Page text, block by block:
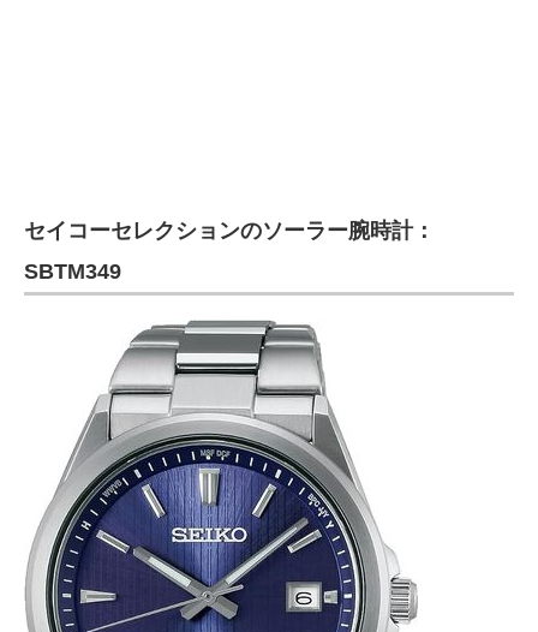
セイコーセレクションのソーラー腕時計：
SBTM349